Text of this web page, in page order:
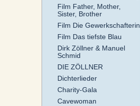
Film Father, Mother,
Sister, Brother
Film Die Gewerkschafterin
Film Das tiefste Blau
Dirk Zöllner & Manuel
Schmid
DIE ZÖLLNER
Dichterlieder
Charity-Gala
Cavewoman